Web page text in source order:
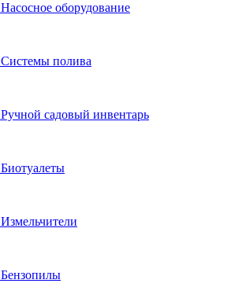
Насосное оборудование
Системы полива
Ручной садовый инвентарь
Биотуалеты
Измельчители
Бензопилы